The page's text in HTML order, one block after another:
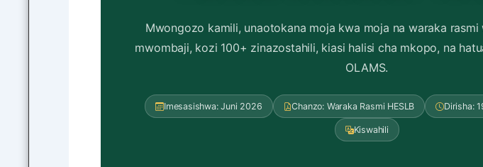
Mwongozo kamili, unaotokana moja kwa moja na waraka
mwombaji, kozi 100+ zinazostahili, kiasi halisi cha mkopo, na
OLAMS.
Imesasishwa: Juni 2026 Chanzo: Waraka Rasmi HESLB Dirisha:
Kiswahili